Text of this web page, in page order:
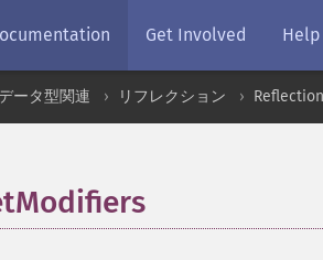
Get Involved Help
ータ型関連 リフレクション